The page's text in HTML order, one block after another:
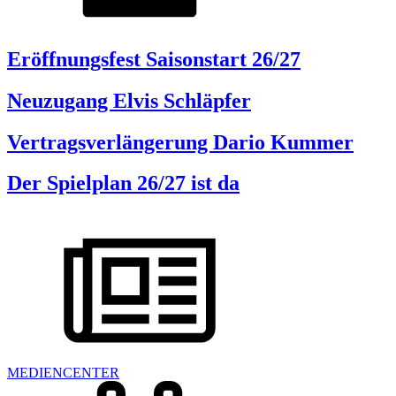
Eröffnungsfest Saisonstart 26/27
Neuzugang Elvis Schläpfer
Vertragsverlängerung Dario Kummer
Der Spielplan 26/27 ist da
MEDIENCENTER